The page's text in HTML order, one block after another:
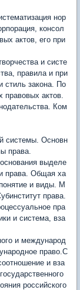
нор
консол
актов, его при
и систе
правила и при
стиль закона. По
правовых актов.
Ком
системы. Основн
права.
выделе
права. Общая ха
и виды. М
права.
пра
и система, вза
и международ
право.С
и вза
российского